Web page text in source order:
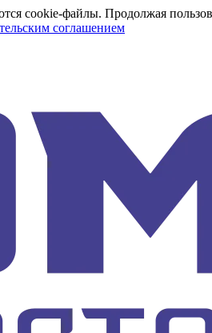
cookie-файлы. Продолжая
соглашением